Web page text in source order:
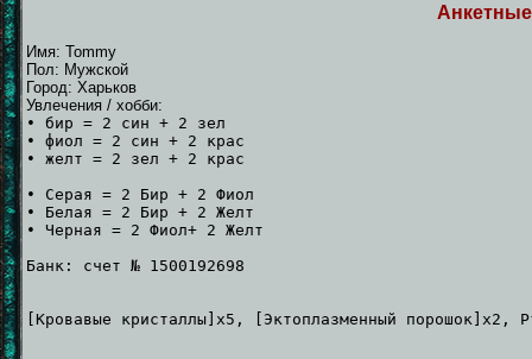
Имя: Tommy
Пол: Мужской
Город: Харьков
Увлечения / хобби:
• бир = 2 син + 2 зел
• фиол = 2 син + 2 крас
• желт = 2 зел + 2 крас
• Серая = 2 Бир + 2 Фиол
• Белая = 2 Бир + 2 Желт
• Черная = 2 Фиол+ 2 Желт
Банк: счет № 1500192698
[Кровавые кристаллы]x5, [Эктоплазменный порошок]x2,